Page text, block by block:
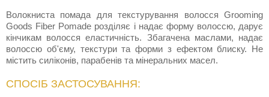
Волокниста помада для текстурування волосся Grooming
Goods Fiber Pomade розділяє і надає форму волоссю, дарує
кінчикам волосся еластичність. Збагачена маслами, надає
волоссю об'єму, текстури та форми з ефектом блиску. Не
містить силіконів, парабенів та мінеральних масел.
СПОСІБ ЗАСТОСУВАННЯ: